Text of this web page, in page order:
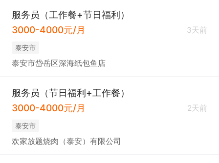
服务员（工作餐+节日福利）
3000-4000元/月
3天前
泰安市
泰安市岱岳区深海纸包鱼店
服务员（节日福利+工作餐）
3000-4000元/月
2天前
泰安市
欢家放题烧肉（泰安）有限公司